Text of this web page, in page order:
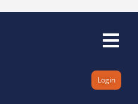
Login